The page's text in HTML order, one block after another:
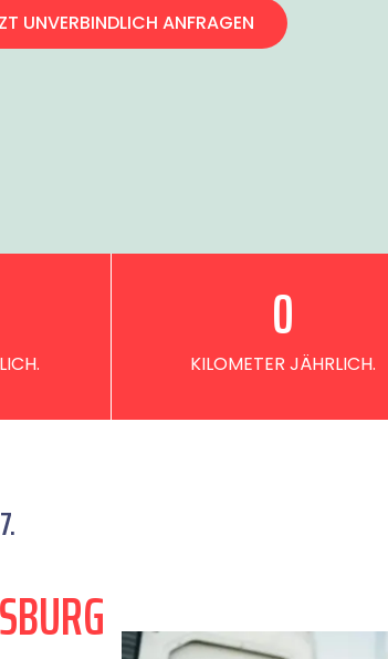
UNVERBINDLICH ANFRAGEN
KILOMETER JÄHRLICH.
0